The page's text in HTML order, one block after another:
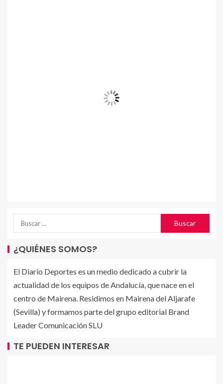
¿QUIÉNES SOMOS?
El Diario Deportes es un medio dedicado a cubrir la
actualidad de los equipos de Andalucía, que nace en el
centro de Mairena. Residimos en Mairena del Aljarafe
(Sevilla) y formamos parte del grupo editorial Brand
Leader Comunicación SLU
TE PUEDEN INTERESAR